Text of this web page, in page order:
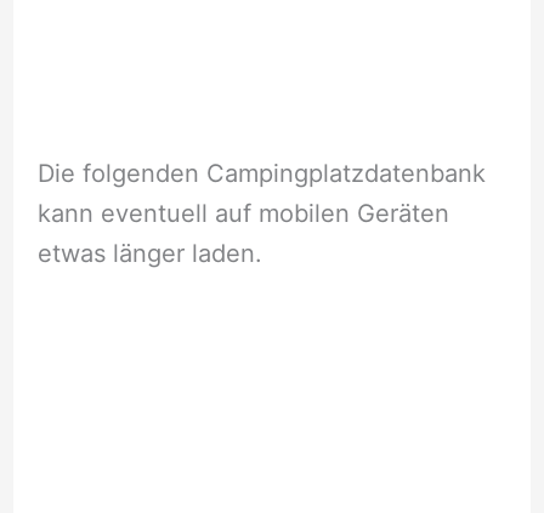
Die folgenden Campingplatzdatenbank
kann eventuell auf mobilen Geräten
etwas länger laden.